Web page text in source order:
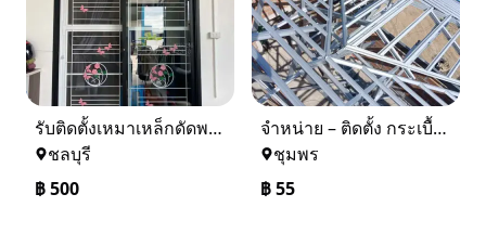
รับติดตั้งเหมาเหล็กดัดพร้อมมุ้งลวด
ชลบุรี
฿500
จำหน่าย – ติดตั้ง กระเบื้อง โครงหลังคา ถอดแบบแจ้งราคาฟรี
ชุมพร
฿55